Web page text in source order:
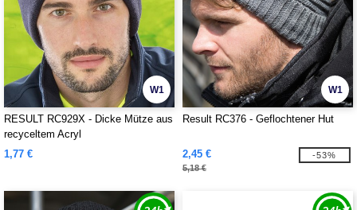
W1
RESULT RC929X - Dicke Mütze aus
recyceltem Acryl
1,77 €
W1
Result RC376 - Geflochtener Hut
2,45 €
5,18 €
-53%